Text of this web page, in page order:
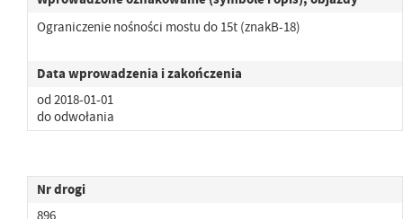
Ograniczenie nośności mostu do 15t (znakB-18)
Data wprowadzenia i zakończenia
od 2018-01-01
do odwołania
Nr drogi
896